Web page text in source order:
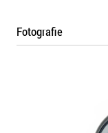
Fotografie